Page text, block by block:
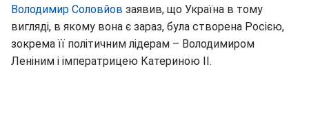
Володимир Соловйов заявив, що Україна в тому
вигляді, в якому вона є зараз, була створена Росією,
зокрема її політичним лідерам – Володимиром
Леніним і імператрицею Катериною ІІ.